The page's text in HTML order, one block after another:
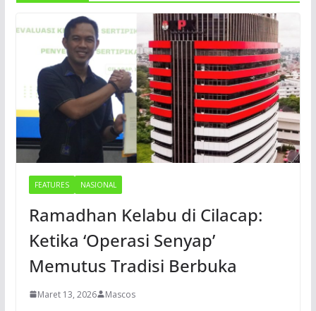
FEATURES NASIONAL
Ramadhan Kelabu di Cilacap:
Ketika ‘Operasi Senyap’
Memutus Tradisi Berbuka
Maret 13, 2026 Mascos